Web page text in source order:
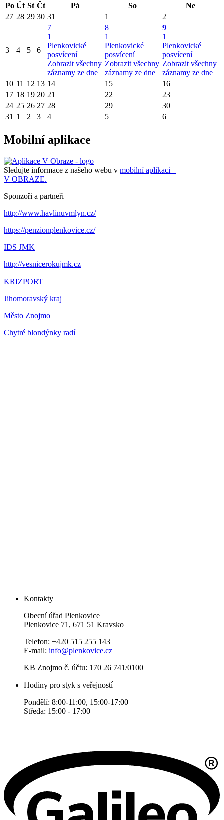
Po Út St Čt Pá So
Ne
27 28 29 30 31 1 2
3 4 5 6
7
1
Plenkovické
posvícení
Zobrazit všechny
záznamy ze dne
8
1
Plenkovické
posvícení
Zobrazit všechny
záznamy ze dne
9
1
Plenkovické
posvícení
Zobrazit všechny
záznamy ze dne
10 11 12 13 14 15
16
17 18 19 20 21 22
23
24 25 26 27 28 29
30
31 1 2 3 4 5 6
Mobilní aplikace
Sledujte informace z našeho webu v mobilní aplikaci –
V OBRAZE.
Sponzoři a partneři
http://www.havlinuvmlyn.cz/
https://penzionplenkovice.cz/
IDS JMK
http://vesnicerokujmk.cz
KRIZPORT
Jihomoravský kraj
Město Znojmo
Chytré blondýnky radí
Kontakty
Obecní úřad Plenkovice
Plenkovice 71, 671 51 Kravsko
Telefon: +420 515 255 143
E-mail: info@plenkovice.cz
KB Znojmo č. účtu: 170 26 741/0100
Hodiny pro styk s veřejností
Pondělí: 8:00-11:00, 15:00-17:00
Středa: 15:00 - 17:00